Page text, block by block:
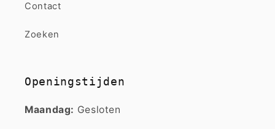
Contact
Zoeken
Openingstijden
Maandag: Gesloten